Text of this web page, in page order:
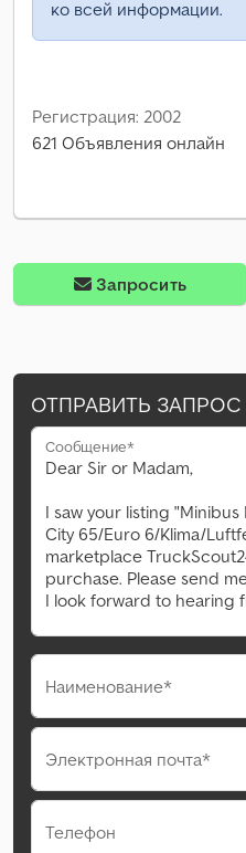
ко всей информации.
Регистрация: 2002
621 Объявления онлайн
Запросить
ОТПРАВИТЬ ЗАПРОС
Сообщение*
Наименование*
Электронная почта*
Телефон